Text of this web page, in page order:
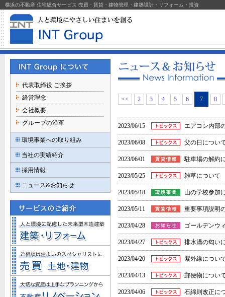
横浜の不動産 住宅総合サービス 売買・賃貸・建物管理・建築設計・リフォーム・投資
<< 2 3 4 5 6 7 8
2023/06/15 エアコン内部
2023/06/08 父の日につい
2023/06/01 駐車場の解約
2023/05/25 雑草について
2023/05/18 山の学校参加
2023/05/11 重要事項説明
2023/04/28 ゴールデンウ
2023/04/27 排水溝の匂い
2023/04/20 紫外線につい
2023/04/13 郵便物につい
2023/04/06 石綿則改正に
代表取締役 ご挨拶
経営理念
会社概要
グループの沿革
環境事業への取り組み
当社の実績紹介
採用情報
ニュース&お知らせ